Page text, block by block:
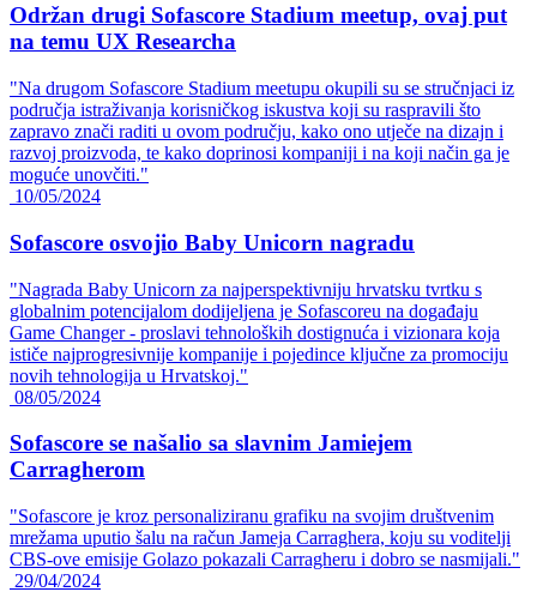
Održan drugi Sofascore Stadium meetup, ovaj put
na temu UX Researcha
"Na drugom Sofascore Stadium meetupu okupili su se stručnjaci iz
područja istraživanja korisničkog iskustva koji su raspravili što
zapravo znači raditi u ovom području, kako ono utječe na dizajn i
razvoj proizvoda, te kako doprinosi kompaniji i na koji način ga je
moguće unovčiti."
10/05/2024
Sofascore osvojio Baby Unicorn nagradu
"Nagrada Baby Unicorn za najperspektivniju hrvatsku tvrtku s
globalnim potencijalom dodijeljena je Sofascoreu na događaju
Game Changer - proslavi tehnoloških dostignuća i vizionara koja
ističe najprogresivnije kompanije i pojedince ključne za promociju
novih tehnologija u Hrvatskoj."
08/05/2024
Sofascore se našalio sa slavnim Jamiejem
Carragherom
"Sofascore je kroz personaliziranu grafiku na svojim društvenim
mrežama uputio šalu na račun Jameja Carraghera, koju su voditelji
CBS-ove emisije Golazo pokazali Carragheru i dobro se nasmijali."
29/04/2024